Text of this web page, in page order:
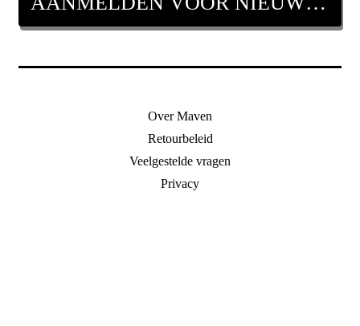
Over Maven
Retourbeleid
Veelgestelde vragen
Privacy